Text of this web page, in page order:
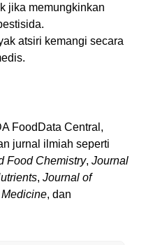
jika memungkinkan
atsiri kemangi secara
FoodData Central,
jurnal ilmiah seperti
Food Chemistry, Journal
, Journal of
, dan